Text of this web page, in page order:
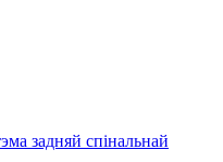
задняй спінальнай